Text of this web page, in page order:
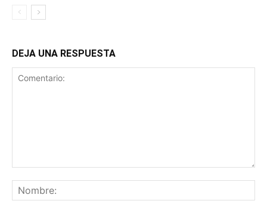
DEJA UNA RESPUESTA